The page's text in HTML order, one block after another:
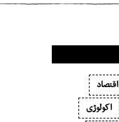
اقتصاد
اکولوژی